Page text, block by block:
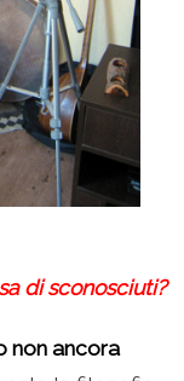
di sconosciuti?
non ancora